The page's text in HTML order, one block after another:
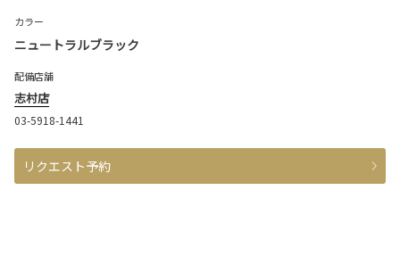
カラー
ニュートラルブラック
配備店舗
志村店
03-5918-1441
リクエスト予約